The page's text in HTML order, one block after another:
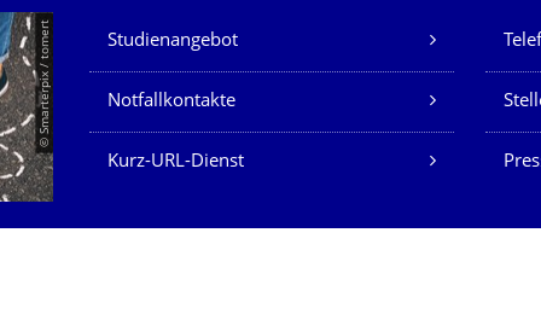
© Smarterpix / tomert Unsere Dienste
Studienangebot
Notfallkontakte
Kurz-URL-Dienst